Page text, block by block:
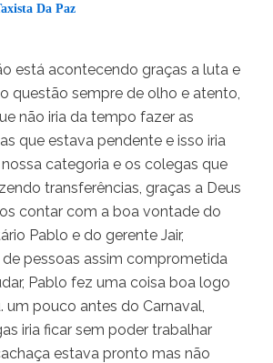
Da Paz
está acontecendo graças a luta e
questão sempre de olho e atento,
não iria da tempo fazer as
que estava pendente e isso iria
categoria e os colegas que
transferências, graças a Deus
contar com a boa vontade do
Pablo e do gerente Jair,
pessoas assim comprometida
Pablo fez uma coisa boa logo
um pouco antes do Carnaval,
iria ficar sem poder trabalhar
estava pronto mas não